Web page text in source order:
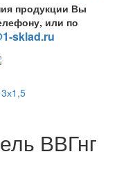
продукции Вы
или по
sklad.ru
ВВГнг